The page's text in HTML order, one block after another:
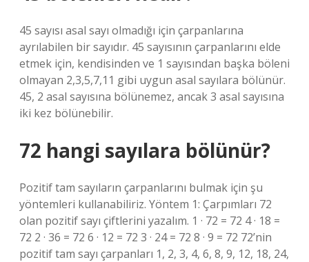
45 sayısı asal sayı olmadığı için çarpanlarına
ayrılabilen bir sayıdır. 45 sayısının çarpanlarını elde
etmek için, kendisinden ve 1 sayısından başka böleni
olmayan 2,3,5,7,11 gibi uygun asal sayılara bölünür.
45, 2 asal sayısına bölünemez, ancak 3 asal sayısına
iki kez bölünebilir.
72 hangi sayılara bölünür?
Pozitif tam sayıların çarpanlarını bulmak için şu
yöntemleri kullanabiliriz. Yöntem 1: Çarpımları 72
olan pozitif sayı çiftlerini yazalım. 1 · 72 = 72 4 · 18 =
72 2 · 36 = 72 6 · 12 = 72 3 · 24 = 72 8 · 9 = 72 72’nin
pozitif tam sayı çarpanları 1, 2, 3, 4, 6, 8, 9, 12, 18, 24,